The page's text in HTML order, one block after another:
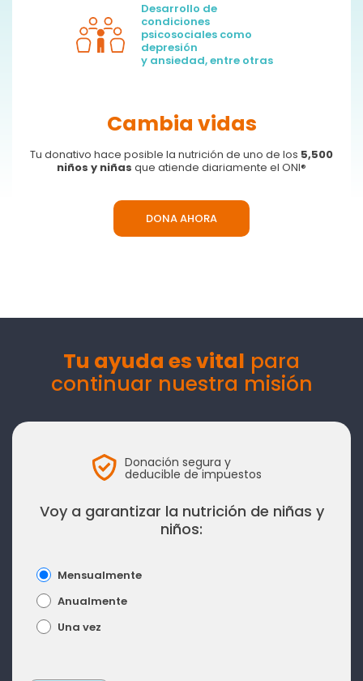
Desarrollo de
condiciones
psicosociales como
depresión
y ansiedad, entre otras
Cambia vidas
Tu donativo hace posible la nutrición de uno de los 5,500
niños y niñas que atiende diariamente el ONI®
DONA AHORA
Tu ayuda es vital para
continuar nuestra misión
Donación segura y
deducible de impuestos
Voy a garantizar la nutrición de niñas y
niños:
Mensualmente
Anualmente
Una vez